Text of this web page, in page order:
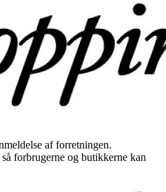
af forretningen.
forbrugerne og butikkerne kan